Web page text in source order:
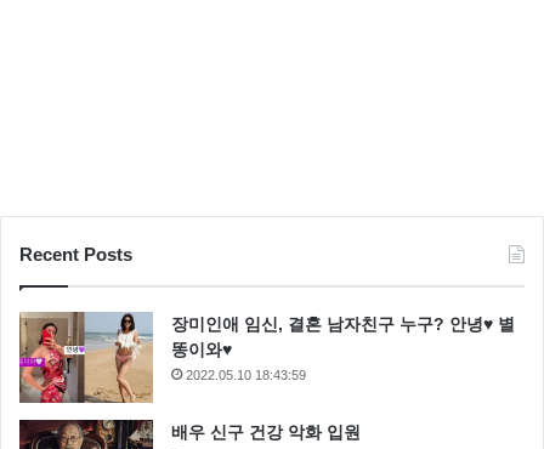
Recent Posts
장미인애 임신, 결혼 남자친구 누구? 안녕♥ 별
똥이와♥
2022.05.10 18:43:59
배우 신구 건강 악화 입원